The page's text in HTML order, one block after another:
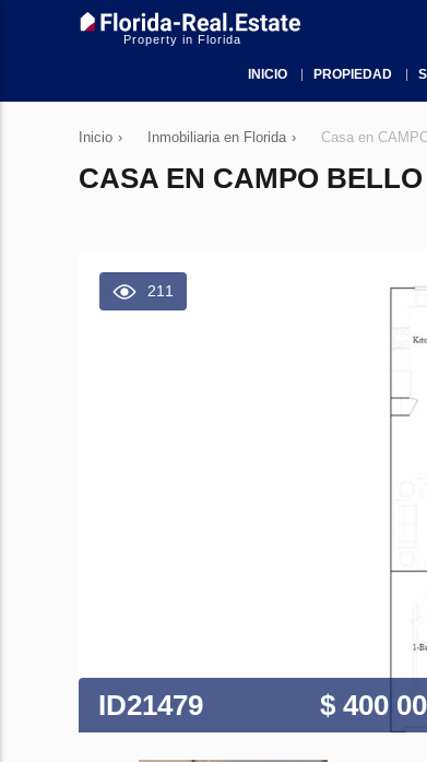
Property in Florida
INICIO PROPIEDAD
Inicio › Inmobiliaria en Florida › Casa en
CASA EN CAMPO
211
ID21479 $ 400